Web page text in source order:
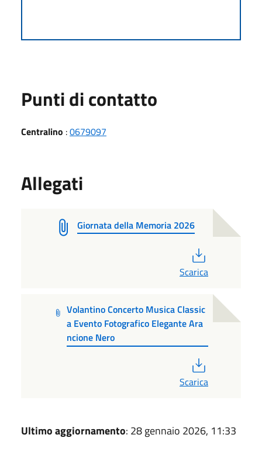
Punti di contatto
Centralino :0679097
Allegati
Giornata della Memoria 2026
Scarica
Volantino Concerto Musica Classic
a Evento Fotografico Elegante Ara
ncione Nero
Scarica
Ultimo aggiornamento: 28 gennaio 2026, 11:33